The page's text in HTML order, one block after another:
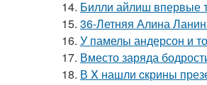
14. Билли айлиш впервые
15. 36-Летняя Алина
16. У памелы андерсон и
17. Вместо заряда
18. В X нашли cкрины